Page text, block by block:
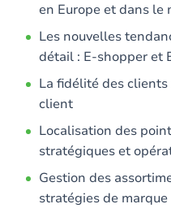
en Europe et dans le
Les nouvelles
détail : E-shopper et
La fidélité des
client
Localisation des
stratégiques et
Gestion des
stratégies de marque